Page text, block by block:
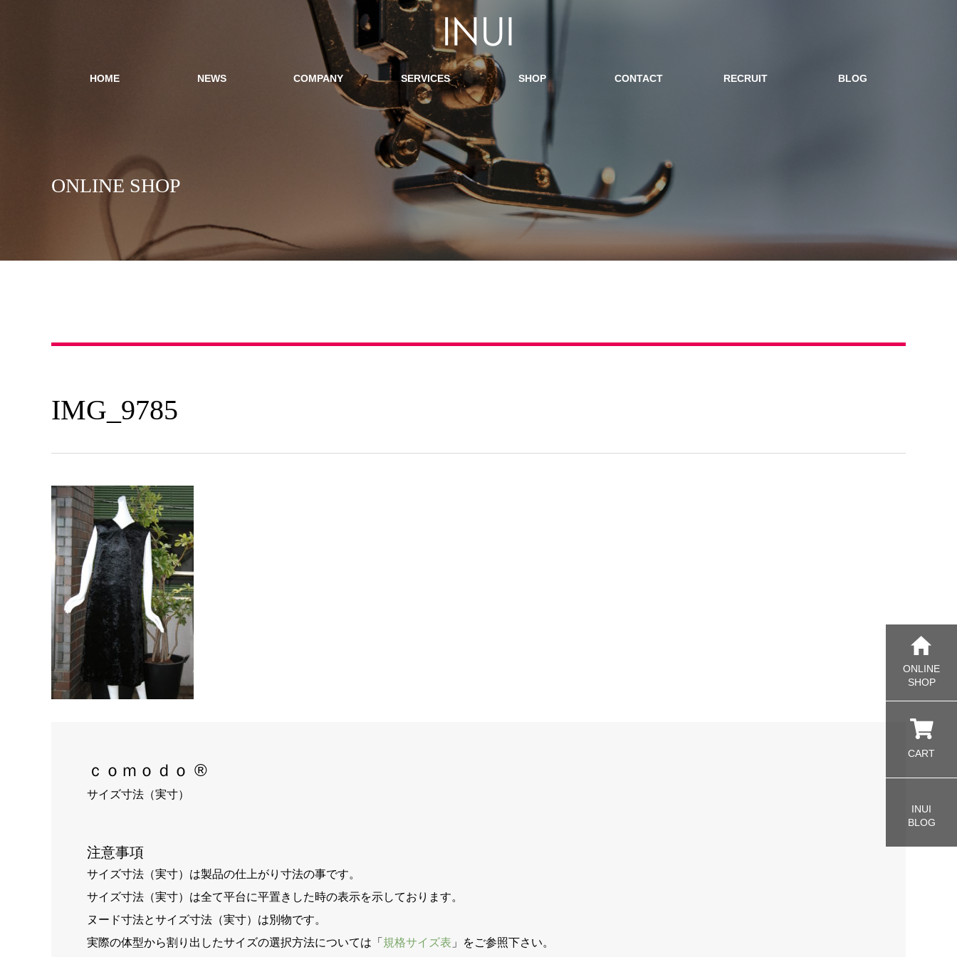
HOME NEWS COMPANY SERVICES SHOP CONTACT RECRUIT BLOG
ONLINE SHOP
IMG_9785
ｃｏｍｏｄｏ ®
サイズ寸法（実寸）
注意事項
サイズ寸法（実寸）は製品の仕上がり寸法の事です。
サイズ寸法（実寸）は全て平台に平置きした時の表示を示しております。
ヌード寸法とサイズ寸法（実寸）は別物です。
実際の体型から割り出したサイズの選択方法については「 規格サイズ表 」をご参照下さい。
ONLINE
SHOP
CART
INUI
BLOG